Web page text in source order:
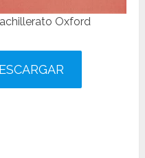
Oxford